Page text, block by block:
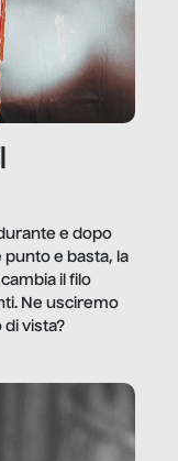
e dopo
punto e basta, la
il filo
Ne usciremo
vista?